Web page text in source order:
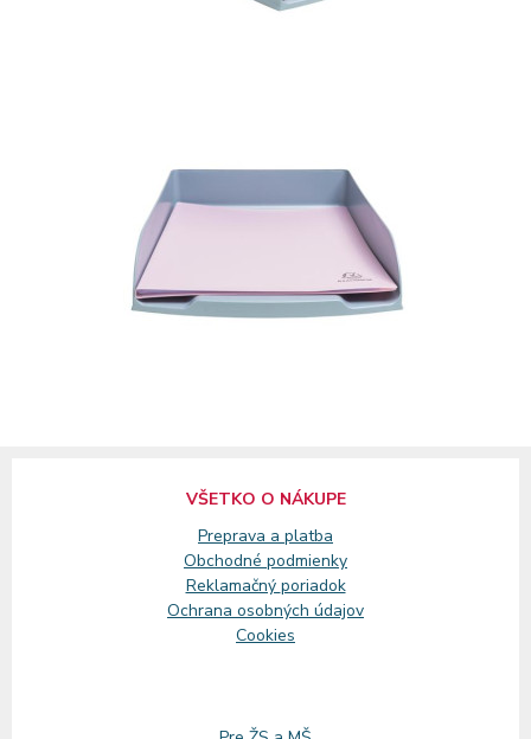
VŠETKO O NÁKUPE
Preprava a platba
Obchodné podmienky
Reklamačný poriadok
Ochrana osobných údajov
Cookies